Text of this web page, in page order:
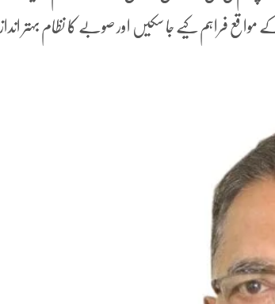
مواقع فراہم کیے جا سکیں اور صوبے کا نظام بہتر انداز